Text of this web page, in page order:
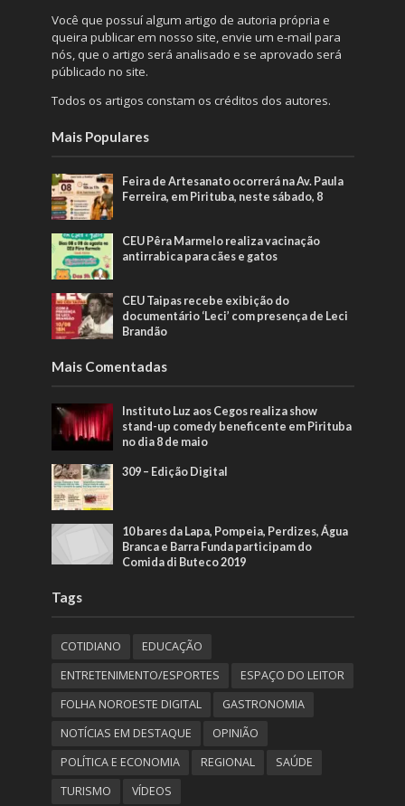
Você que possuí algum artigo de autoria própria e
queira publicar em nosso site, envie um e-mail para
nós, que o artigo será analisado e se aprovado será
públicado no site.
Todos os artigos constam os créditos dos autores.
Mais Populares
Feira de Artesanato ocorrerá na Av. Paula
Ferreira, em Pirituba, neste sábado, 8
CEU Pêra Marmelo realiza vacinação
antirrabica para cães e gatos
CEU Taipas recebe exibição do
documentário ‘Leci’ com presença de Leci
Brandão
Mais Comentadas
Instituto Luz aos Cegos realiza show
stand-up comedy beneficente em Pirituba
no dia 8 de maio
309 – Edição Digital
10 bares da Lapa, Pompeia, Perdizes, Água
Branca e Barra Funda participam do
Comida di Buteco 2019
Tags
COTIDIANO
EDUCAÇÃO
ENTRETENIMENTO/ESPORTES
ESPAÇO DO LEITOR
FOLHA NOROESTE DIGITAL
GASTRONOMIA
NOTÍCIAS EM DESTAQUE
OPINIÃO
POLÍTICA E ECONOMIA
REGIONAL
SAÚDE
TURISMO
VÍDEOS